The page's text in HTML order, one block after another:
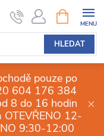
HLEDAT
NÁKUPNÍ
KOŠÍK
pouze po
604 176 384
8 do 16 hodin
OTEVŘENO 12-
9:30-12:00